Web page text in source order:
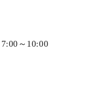
～10:00